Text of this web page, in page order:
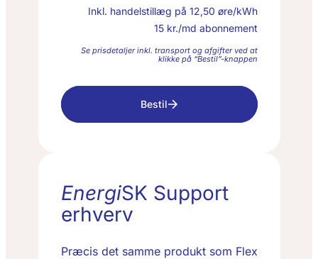
Inkl. handelstillæg på 12,50 øre/kWh
15kr./md abonnement
Se prisdetaljer inkl. transport og afgifter ved at
klikke på “Bestil”-knappen
Bestil
EnergiSK Support
erhverv
Præcis det samme produkt som Flex